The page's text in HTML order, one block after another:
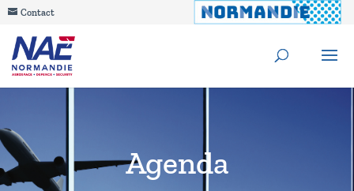
Contact
Agenda